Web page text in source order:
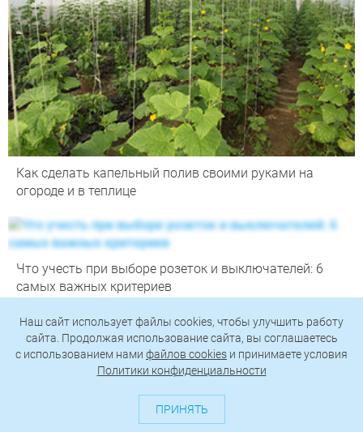
Как сделать капельный полив своими руками на
огороде и в теплице
Что учесть при выборе розеток и выключателей: 6
самых важных критериев
Наш сайт использует файлы cookies, чтобы улучшить работу
сайта. Продолжая использование сайта, вы соглашаетесь
c использованием нами файлов cookies и принимаете условия
Политики конфиденциальности
ПРИНЯТЬ